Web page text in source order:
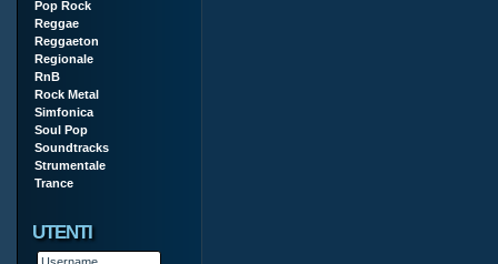
Pop Rock
Reggae
Reggaeton
Regionale
RnB
Rock Metal
Simfonica
Soul Pop
Soundtracks
Strumentale
Trance
UTENTI